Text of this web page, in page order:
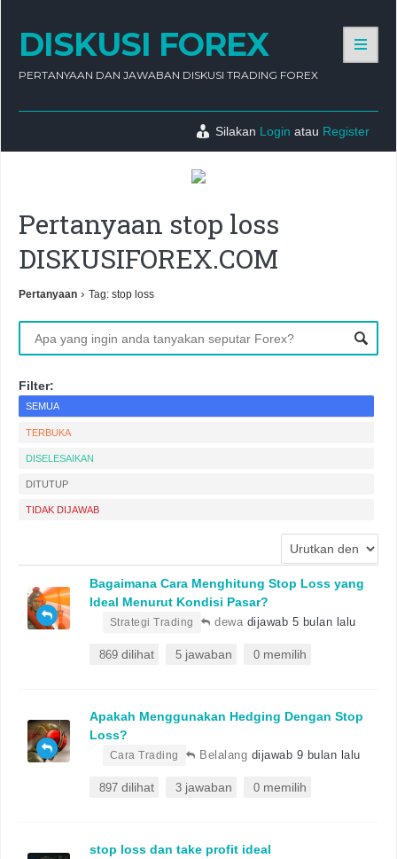
DISKUSI FOREX
PERTANYAAN DAN JAWABAN DISKUSI TRADING FOREX
Silakan Login atau Register
Pertanyaan stop loss
DISKUSIFOREX.COM
Pertanyaan › Tag: stop loss
Filter:
SEMUA
TERBUKA
DISELESAIKAN
DITUTUP
TIDAK DIJAWAB
Bagaimana Cara Menghitung Stop Loss yang
Ideal Menurut Kondisi Pasar?
dewa dijawab 5 bulan lalu
Strategi Trading
869 dilihat 5 jawaban 0 memilih
Apakah Menggunakan Hedging Dengan Stop
Loss?
Belalang dijawab 9 bulan lalu
Cara Trading
897 dilihat 3 jawaban 0 memilih
stop loss dan take profit ideal